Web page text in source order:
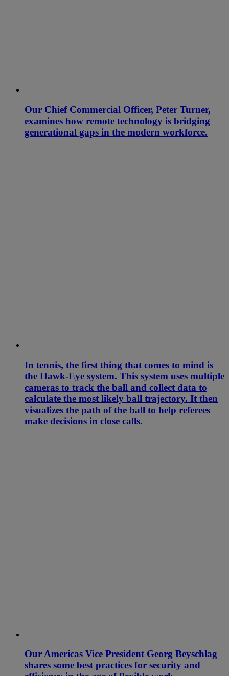
Our Chief Commercial Officer, Peter Turner,
examines how remote technology is bridging
generational gaps in the modern workforce.
In tennis, the first thing that comes to mind is
the Hawk-Eye system. This system uses multiple
cameras to track the ball and collect data to
calculate the most likely ball trajectory. It then
visualizes the path of the ball to help referees
make decisions in close calls.
Our Americas Vice President Georg Beyschlag
shares some best practices for security and